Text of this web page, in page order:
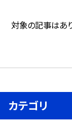
対象の記事はあ
カテゴリ